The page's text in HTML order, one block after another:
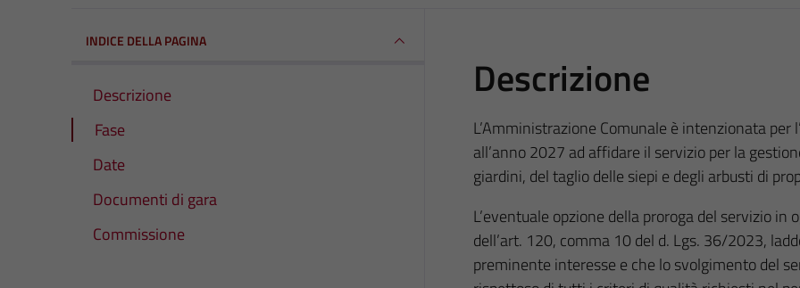
INDICE DELLA PAGINA
Descrizione
Fase
Date
Documenti di gara
Commissione
Descrizione
L’Amministrazione Comunale è intenzionata
all’anno 2027 ad affidare il servizio per la
giardini, del taglio delle siepi e degli arbusti di
L’eventuale opzione della proroga del servizio
dell’art. 120, comma 10 del d. Lgs. 36/2023,
preminente interesse e che lo svolgimento del